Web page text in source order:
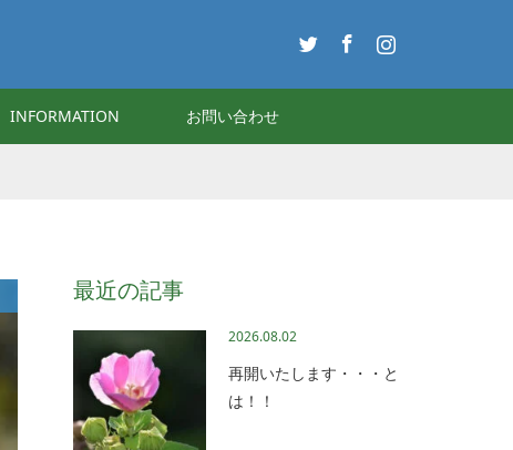
INFORMATION お問い合わせ
最近の記事
2026.08.02
再開いたします・・・と
は！！